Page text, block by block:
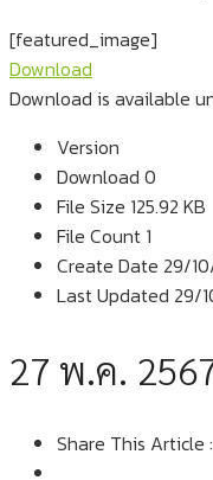
[featured_image]
Download
Download is available
Version
Download 0
File Size 125.92 KB
File Count 1
Create Date 29/
Last Updated 29/
27 พ.ค.
Share This Article :